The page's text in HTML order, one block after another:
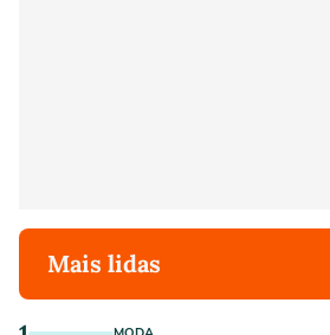
Mais lidas